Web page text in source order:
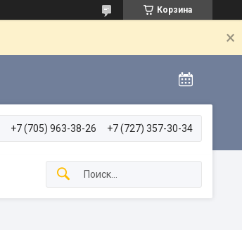
Корзина
+7 (705) 963-38-26 +7 (727) 357-30-34